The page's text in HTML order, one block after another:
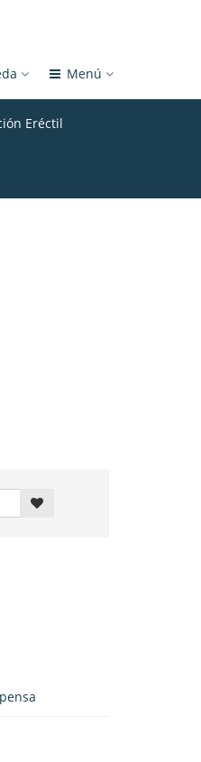
Menú
Eréctil